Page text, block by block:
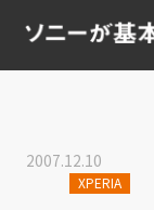
2007.12.10
XPERIA